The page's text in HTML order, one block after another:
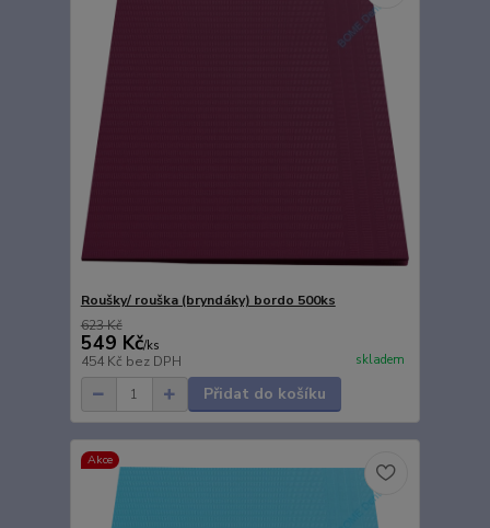
Roušky/ rouška (bryndáky) bordo 500ks
623 Kč
549 Kč/ks
454 Kč bez DPH skladem
Přidat do košíku
Akce